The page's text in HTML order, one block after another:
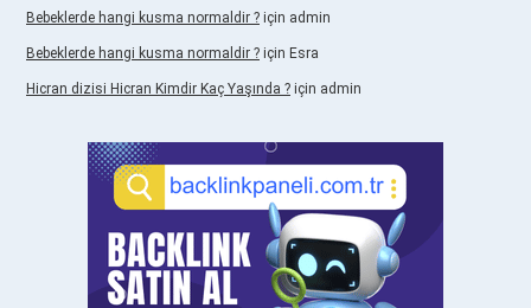
Bebeklerde hangi kusma normaldir ? için admin
Bebeklerde hangi kusma normaldir ? için Esra
Hicran dizisi Hicran Kimdir Kaç Yaşında ? için admin